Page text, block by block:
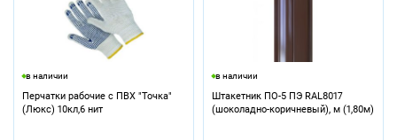
в наличии
Перчатки рабочие с ПВХ "Точка"
(Люкс) 10кл,6 нит
в наличии
Штакетник ПО-5 ПЭ RAL8017
(шоколадно-коричневый), м (1,80м)